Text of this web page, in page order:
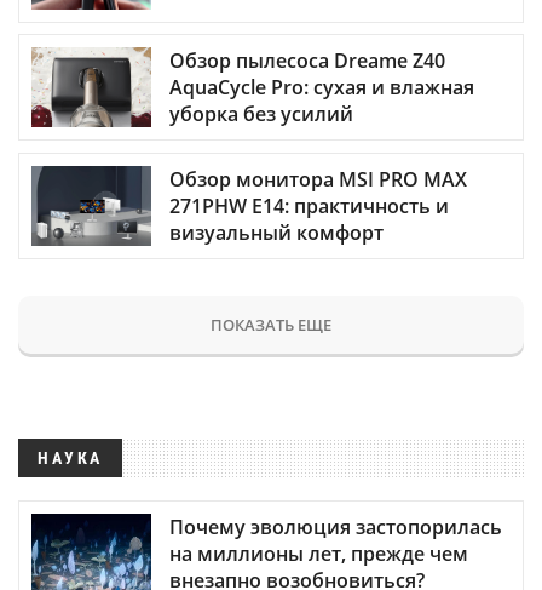
Обзор пылесоса Dreame Z40
AquaCycle Pro: сухая и влажная
уборка без усилий
Обзор монитора MSI PRO MAX
271PHW E14: практичность и
визуальный комфорт
ПОКАЗАТЬ ЕЩЕ
НАУКА
Почему эволюция застопорилась
на миллионы лет, прежде чем
внезапно возобновиться?